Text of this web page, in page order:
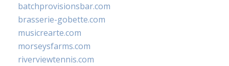
batchprovisionsbar.com
brasserie-gobette.com
musicrearte.com
morseysfarms.com
riverviewtennis.com